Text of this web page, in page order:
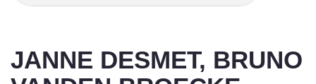
je?
JANNE DESMET, BRUNO